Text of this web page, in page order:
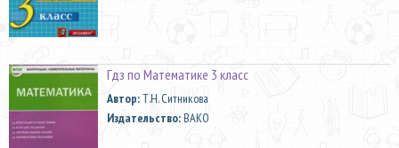
Гдз по Математике 3 класс
Автор:Т.Н. Ситникова
Издательство:ВАКО